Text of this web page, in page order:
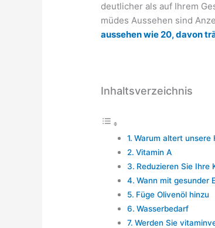
deutlicher als auf Ihrem
müdes Aussehen sind
aussehen wie 20, davon
Inhaltsverzeichnis
Warum altert unsere
​Vitamin A
Reduzieren Sie Ihre
Wann mit gesunder
Füge Olivenöl hinzu
Wasserbedarf
Werden Sie